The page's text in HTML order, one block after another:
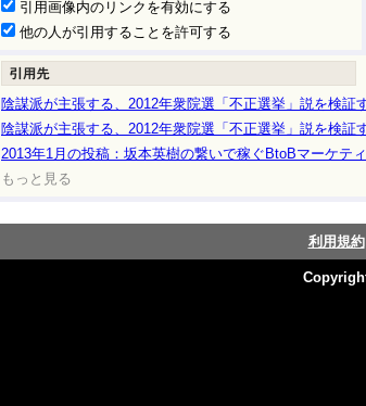
引用画像内のリンクを有効にする
他の人が引用することを許可する
陰謀派が主張する、2012年衆院選「不正選挙」説を検
陰謀派が主張する、2012年衆院選「不正選挙」説を検
2013年1月の投稿：坂本英樹の繋いで稼ぐBtoBマーケテ
もっと見る
利用規約